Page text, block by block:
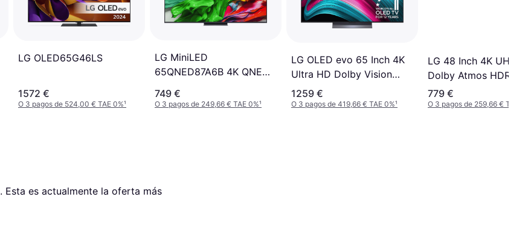
LG OLED65G46LS
1572 €
O 3 pagos de 524,00 € TAE 0%¹
LG MiniLED
65QNED87A6B 4K QNED
749 €
O 3 pagos de 249,66 € TAE 0%¹
LG OLED evo 65 Inch 4K
Ultra HD Dolby Vision
Gaming PRO
1259 €
O 3 pagos de 419,66 € TAE 0%¹
LG 48 Inch 4K UHD
Dolby Atmos HDR10
779 €
O 3 pagos de 259,66 € TAE
. Esta es actualmente la oferta más